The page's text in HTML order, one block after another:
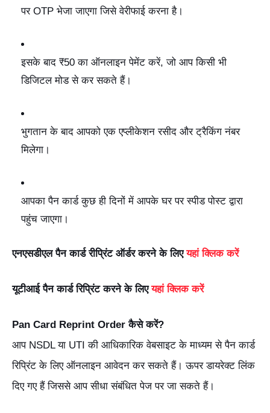
पर OTP भेजा जाएगा जिसे वेरीफाई करना है।
इसके बाद ₹50 का ऑनलाइन पेमेंट करें, जो आप किसी भी
डिजिटल मोड से कर सकते हैं।
भुगतान के बाद आपको एक एप्लीकेशन रसीद और ट्रैकिंग नंबर
मिलेगा।
आपका पैन कार्ड कुछ ही दिनों में आपके घर पर स्पीड पोस्ट द्वारा
पहुंच जाएगा।
एनएसडीएल पैन कार्ड रीप्रिंट ऑर्डर करने के लिएयहां क्लिक करें
यूटीआई पैन कार्ड रिप्रिंट करने के लिएयहां क्लिक करें
Pan Card Reprint Order कैसे करें?
आप NSDL या UTI की आधिकारिक वेबसाइट के माध्यम से पैन कार्ड
रिप्रिंट के लिए ऑनलाइन आवेदन कर सकते हैं। ऊपर डायरेक्ट लिंक
दिए गए हैं जिससे आप सीधा संबंधित पेज पर जा सकते हैं।